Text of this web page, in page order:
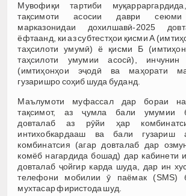
Мувофиқи тартиби
тақсимоти асосии даври сеюми
марказонидаи дохилшавӣ-2025
ёфтаанд, ки аз субтестҳои қисми А
таҳсилоти умумӣ) ё қисми Б
таҳсилоти умумии асосӣ),
(имтиҳонҳои эҷодӣ ва маҳорати
гузаришро соҳиб шуда буданд.
Маълумоти муфассал дар бораи
тақсимот, аз ҷумла бали умумии
довталаб аз рӯйи ҳар
интихобкардааш ва бали
комбинатсия (агар довталаб дар
комёб нагардида бошад) дар кабинети
довталаб ҷойгир карда шуда, дар ин
телефони мобилии ӯ паёмак (SMS)
мухтасар фиристода шуд.